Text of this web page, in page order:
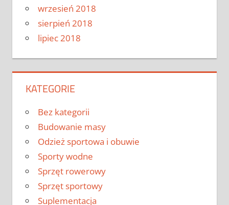
wrzesień 2018
sierpień 2018
lipiec 2018
KATEGORIE
Bez kategorii
Budowanie masy
Odzież sportowa i obuwie
Sporty wodne
Sprzęt rowerowy
Sprzęt sportowy
Suplementacja